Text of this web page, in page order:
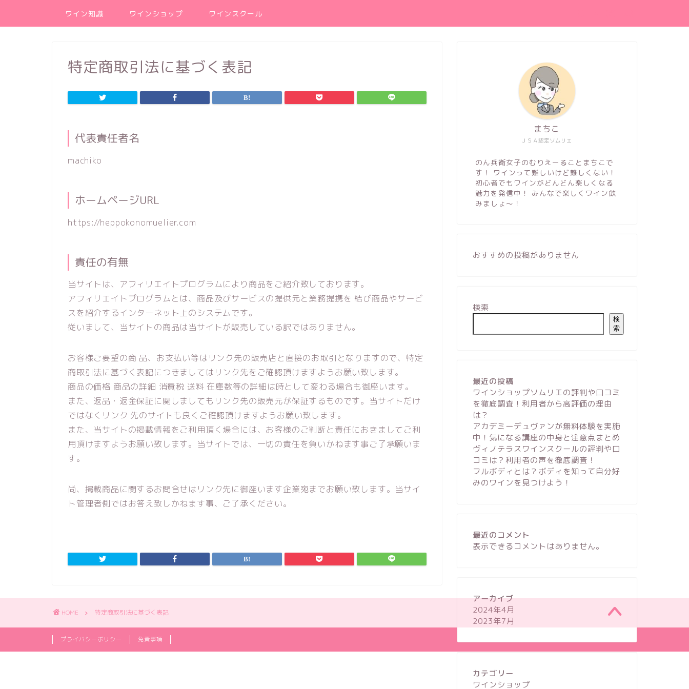
ワイン知識 ワインショップ ワインスクール
特定商取引法に基づく表記
代表責任者名
machiko
ホームページURL
https://heppokonomuelier.com
責任の有無
当サイトは、アフィリエイトプログラムにより商品をご紹介致しております。
アフィリエイトプログラムとは、商品及びサービスの提供元と業務提携を 結び商品やサービ
スを紹介するインターネット上のシステムです。
従いまして、当サイトの商品は当サイトが販売している訳ではありません。
お客様ご要望の商 品、お支払い等はリンク先の販売店と直接のお取引となりますので、特定
商取引法に基づく表記につきましてはリンク先をご確認頂けますようお願い致します。
商品の価格 商品の詳細 消費税 送料 在庫数等の詳細は時として変わる場合も御座います。
また、返品・返金保証に関しましてもリンク先の販売元が保証するものです。当サイトだけ
ではなくリンク 先のサイトも良くご確認頂けますようお願い致します。
また、当サイトの掲載情報をご利用頂く場合には、お客様のご判断と責任におきましてご利
用頂けますようお願い致します。当サイトでは、一切の責任を負いかねます事ご了承願いま
す。
尚、掲載商品に関するお問合せはリンク先に御座います企業宛までお願い致します。当サイ
ト管理者側ではお答え致しかねます事、ご了承ください。
ＪＳＡ認定ソムリエ
まちこ
のん兵衛女子のむりえーることまちこで
す！ ワインって難しいけど難しくない！
初心者でもワインがどんどん楽しくなる
魅力を発信中！ みんなで楽しくワイン飲
みましょ～！
おすすめの投稿がありません
検索
検
索
最近の投稿
ワインショップソムリエの評判や口コミ
を徹底調査！利用者から高評価の理由
は？
アカデミーデュヴァンが無料体験を実施
中！気になる講座の中身と注意点まとめ
ヴィノテラスワインスクールの評判や口
コミは？利用者の声を徹底調査！
フルボディとは？ボディを知って自分好
みのワインを見つけよう！
最近のコメント
表示できるコメントはありません。
アーカイブ
2024年4月
2023年7月
カテゴリー
ワインショップ
HOME 特定商取引法に基づく表記
プライバシーポリシー 免責事項